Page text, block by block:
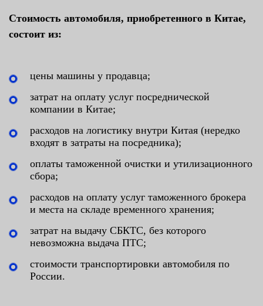
Стоимость автомобиля, приобретенного в Китае,
состоит из:
цены машины у продавца;
затрат на оплату услуг посреднической
компании в Китае;
расходов на логистику внутри Китая (нередко
входят в затраты на посредника);
оплаты таможенной очистки и утилизационного
сбора;
расходов на оплату услуг таможенного брокера
и места на складе временного хранения;
затрат на выдачу СБКТС, без которого
невозможна выдача ПТС;
стоимости транспортировки автомобиля по
России.